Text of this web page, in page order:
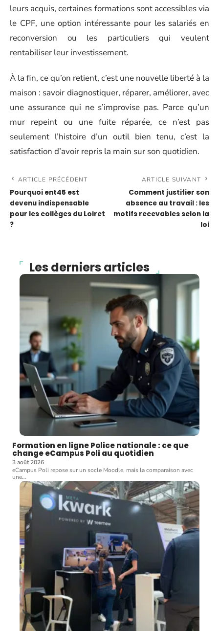
leurs acquis, certaines formations sont accessibles via
le CPF, une option intéressante pour les salariés en
reconversion ou les particuliers qui veulent
rentabiliser leur investissement.
À la fin, ce qu’on retient, c’est une nouvelle liberté à la
maison : savoir diagnostiquer, réparer, améliorer, avec
une assurance qui ne s’improvise pas. Parce qu’un
mur repeint ou une fuite réparée, ce n’est pas
seulement l’histoire d’un outil bien tenu, c’est la
satisfaction d’avoir repris la main sur son quotidien.
ARTICLE PRÉCÉDENT
Pourquoi ent45 est
devenu indispensable
pour les collèges du Loiret
?
ARTICLE SUIVANT
Comment justifier son
absence au travail : les
motifs recevables selon la
loi
Les derniers articles
Formation en ligne Police nationale : ce que
change eCampus Poli au quotidien
3 août 2026
eCampus Poli repose sur un socle Moodle, mais la comparaison avec
une…